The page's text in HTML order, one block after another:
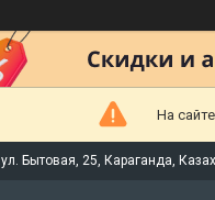
На
ул. Бытовая, 25, Караганда,